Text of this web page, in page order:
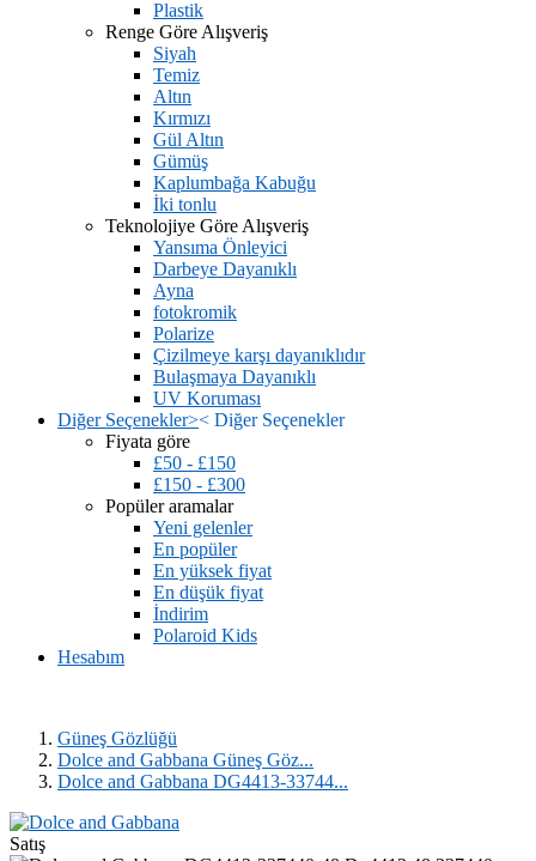
Plastik
Renge Göre Alışveriş
Siyah
Temiz
Altın
Kırmızı
Gül Altın
Gümüş
Kaplumbağa Kabuğu
İki tonlu
Teknolojiye Göre Alışveriş
Yansıma Önleyici
Darbeye Dayanıklı
Ayna
fotokromik
Polarize
Çizilmeye karşı dayanıklıdır
Bulaşmaya Dayanıklı
UV Koruması
Diğer Seçenekler>< Diğer Seçenekler
Fiyata göre
£50 - £150
£150 - £300
Popüler aramalar
Yeni gelenler
En popüler
En yüksek fiyat
En düşük fiyat
İndirim
Polaroid Kids
Hesabım
Güneş Gözlüğü
Dolce and Gabbana Güneş Göz...
Dolce and Gabbana DG4413-33744...
Satış